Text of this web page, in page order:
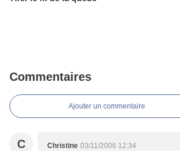
Commentaires
Ajouter un commentaire
C Christine 03/11/2006 12:34